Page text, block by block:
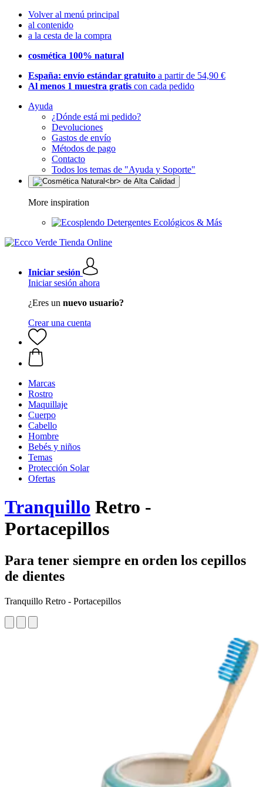
Volver al menú principal
al contenido
a la cesta de la compra
cosmética 100% natural
España: envío estándar gratuito a partir de 54,90 €
Al menos 1 muestra gratis con cada pedido
Ayuda
¿Dónde está mi pedido?
Devoluciones
Gastos de envío
Métodos de pago
Contacto
Todos los temas de "Ayuda y Soporte"
More inspiration
Detergentes Ecológicos & Más
Iniciar sesión
Iniciar sesión ahora
¿Eres un nuevo usuario?
Crear una cuenta
Marcas
Rostro
Maquillaje
Cuerpo
Cabello
Hombre
Bebés y niños
Temas
Protección Solar
Ofertas
Tranquillo Retro -
Portacepillos
Para tener siempre en orden los cepillos
de dientes
Tranquillo Retro - Portacepillos